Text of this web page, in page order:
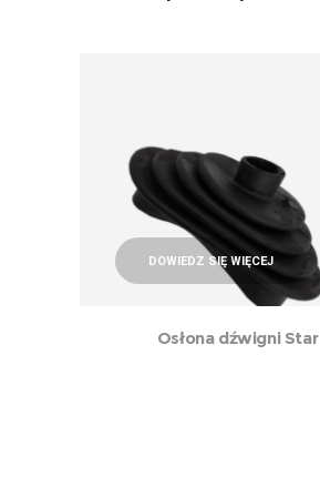
DOWIEDZ SIĘ WIĘCEJ
Osłona dźwigni Star